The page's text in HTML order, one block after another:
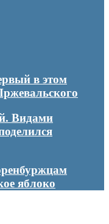
в этом
Видами
яблоко